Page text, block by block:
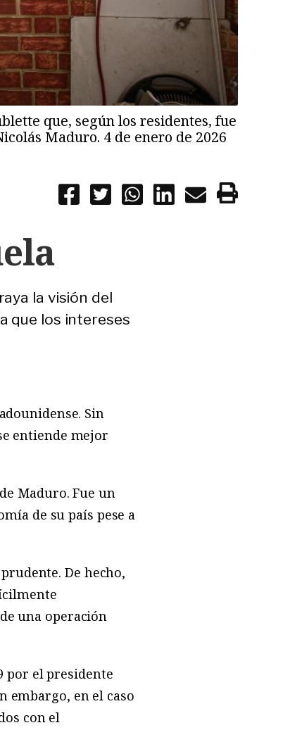
que, según los residentes, fue
Maduro. 4 de enero de 2026
la visión del
que los intereses
Sin
entiende mejor
Maduro. Fue un
de su país pese a
De hecho,
una operación
por el presidente
embargo, en el caso
con el